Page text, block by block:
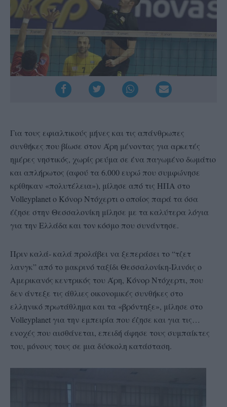
Για τους εφιαλτικούς μήνες και τις απάνθρωπες
συνθήκες που βίωσε στον Άρη μένοντας για αρκετές
ημέρες νηστικός, χωρίς ρεύμα σε ένα παγωμένο δωμάτιο
και απλήρωτος (αφού τα 6.000 ευρώ που συμφώνησε
κρίθηκαν «πολυτέλεια»), μίλησε από τις ΗΠΑ στο
Volleyplanet o Κόνορ Ντόχερτι ο οποίος παρά τα όσα
έζησε στην Θεσσαλονίκη μίλησε με τα καλύτερα λόγια
για την Ελλάδα και τον κόσμο που συνάντησε.
Πριν καλά- καλά προλάβει να ξεπεράσει το “τζετ
λανγκ” από το μακρινό ταξίδι Θεσσαλονίκη-Ιλινόις ο
Αμερικανός κεντρικός του Άρη, Κόνορ Ντόχερτι, που
δεν άντεξε τις άθλιες οικονομικές συνθήκες στο
ελληνικό πρωτάθλημα και τα «βρόντηξε», μίλησε στο
Volleyplanet για την εμπειρία που έζησε και για τις…
ενοχές που αισθάνεται, επειδή άφησε τους συμπαίκτες
του, μόνους τους σε μια δύσκολη κατάσταση.